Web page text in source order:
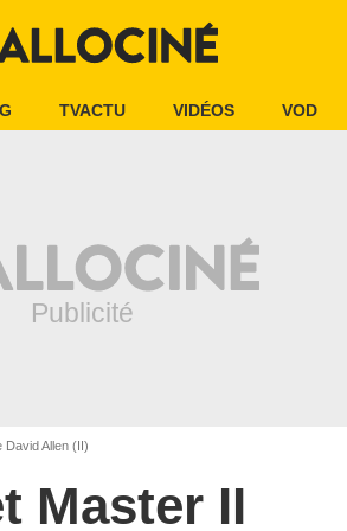
TVACTU VIDÉOS VOD
David Allen (II)
Master II